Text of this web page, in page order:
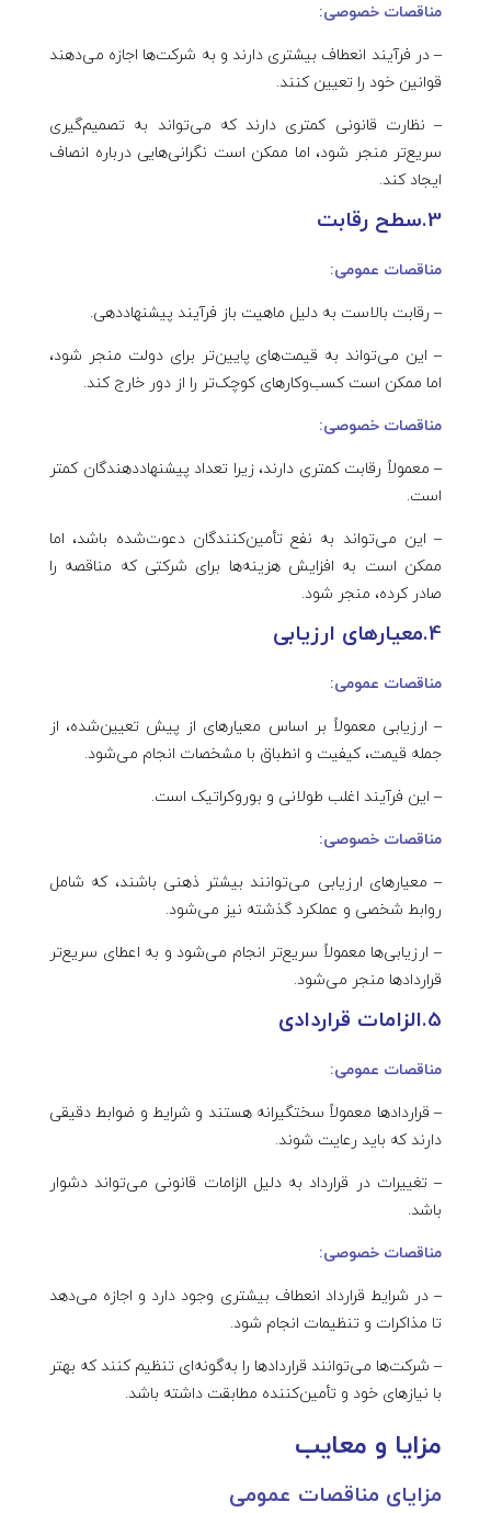
مناقصات خصوصی:
– در فرآیند انعطاف بیشتری دارند و به شرکت‌ها اجازه می‌دهند
قوانین خود را تعیین کنند.
– نظارت قانونی کمتری دارند که می‌تواند به تصمیم‌گیری
سریع‌تر منجر شود، اما ممکن است نگرانی‌هایی درباره انصاف
ایجاد کند.
3.سطح رقابت
مناقصات عمومی:
– رقابت بالاست به دلیل ماهیت باز فرآیند پیشنهاددهی.
– این می‌تواند به قیمت‌های پایین‌تر برای دولت منجر شود،
اما ممکن است کسب‌وکارهای کوچک‌تر را از دور خارج کند.
مناقصات خصوصی:
– معمولاً رقابت کمتری دارند، زیرا تعداد پیشنهاددهندگان کمتر
است.
– این می‌تواند به نفع تأمین‌کنندگان دعوت‌شده باشد، اما
ممکن است به افزایش هزینه‌ها برای شرکتی که مناقصه را
صادر کرده، منجر شود.
4.معیارهای ارزیابی
مناقصات عمومی:
– ارزیابی معمولاً بر اساس معیارهای از پیش تعیین‌شده، از
جمله قیمت، کیفیت و انطباق با مشخصات انجام می‌شود.
– این فرآیند اغلب طولانی و بوروکراتیک است.
مناقصات خصوصی:
– معیارهای ارزیابی می‌توانند بیشتر ذهنی باشند، که شامل
روابط شخصی و عملکرد گذشته نیز می‌شود.
– ارزیابی‌ها معمولاً سریع‌تر انجام می‌شود و به اعطای سریع‌تر
قراردادها منجر می‌شود.
5.الزامات قراردادی
مناقصات عمومی:
– قراردادها معمولاً سختگیرانه هستند و شرایط و ضوابط دقیقی
دارند که باید رعایت شوند.
– تغییرات در قرارداد به دلیل الزامات قانونی می‌تواند دشوار
باشد.
مناقصات خصوصی:
– در شرایط قرارداد انعطاف بیشتری وجود دارد و اجازه می‌دهد
تا مذاکرات و تنظیمات انجام شود.
– شرکت‌ها می‌توانند قراردادها را به‌گونه‌ای تنظیم کنند که بهتر
با نیازهای خود و تأمین‌کننده مطابقت داشته باشد.
مزایا و معایب
مزایای مناقصات عمومی